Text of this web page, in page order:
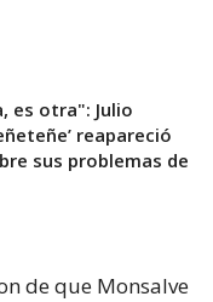
es otra": Julio
reapareció
sus problemas de
de que Monsalve